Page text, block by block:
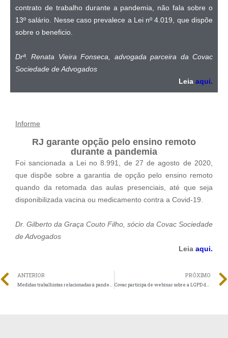
contrato de trabalho durante a pandemia, não fala sobre o
13º salário. Nesse caso prevalece a Lei nº 4.019, que dispõe
sobre o beneficio.
Drª. Renata Vieira Fonseca, advogada parceira da Covac
Sociedade de Advogados
Leia aqui.
Informe
RJ garante opção pelo ensino remoto
durante a pandemia
Foi sancionada a Lei no 8.991, de 27 de agosto de 2020,
que dispõe sobre a garantia de opção pelo ensino remoto
quando da retomada das aulas presenciais, até que seja
disponibilizada vacina ou medicamento contra a Covid-19.
Dr. Gilberto da Graça Couto Filho, sócio da Covac Sociedade
de Advogados
Leia aqui.
ANTERIOR PRÓXIMO